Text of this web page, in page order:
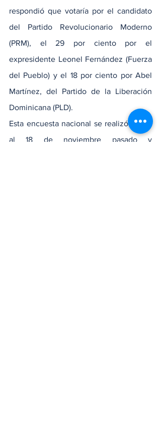
respondió que votaría por el candidato
del Partido Revolucionario Moderno
(PRM), el 29 por ciento por el
expresidente Leonel Fernández (Fuerza
del Pueblo) y el 18 por ciento por Abel
Martínez, del Partido de la Liberación
Dominicana (PLD).
Esta encuesta nacional se realizó del 12
al 18 de noviembre pasado y